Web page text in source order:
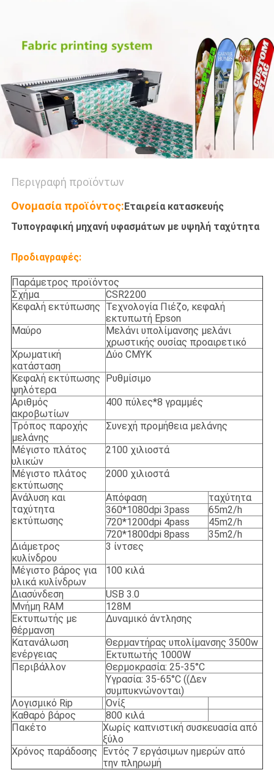
ΑΠΟΡΡΉΤΟΥ
Περιγραφή προϊόντων
Ονομασία προϊόντος: Εταιρεία κατασκευής
Τυπογραφική μηχανή υφασμάτων με υψηλή ταχύτητα
Προδιαγραφές:
Παράμετρος προϊόντος
Σχήμα
CSR2200
Κεφαλή εκτύπωσης Τεχνολογία Πιέζο, κεφαλή
εκτυπωτή Epson
Μαύρο
Μελάνι υπολίμανσης μελάνι
χρωστικής ουσίας προαιρετικό
Χρωματική
κατάσταση
Δύο CMYK
Κεφαλή εκτύπωσης
ψηλότερα
Ρυθμίσιμο
Αριθμός
ακροβωτίων
400 πύλες*8 γραμμές
Τρόπος παροχής
μελάνης
Συνεχή προμήθεια μελάνης
Μέγιστο πλάτος
υλικών
2100 χιλιοστά
Μέγιστο πλάτος
εκτύπωσης
2000 χιλιοστά
Ανάλυση και
ταχύτητα
εκτύπωσης
Απόφαση
ταχύτητα
360*1080dpi 3pass
65m2/h
720*1200dpi 4pass
45m2/h
720*1800dpi 8pass
35m2/h
Διάμετρος
κυλίνδρου
3 ίντσες
Μέγιστο βάρος για
υλικά κυλίνδρων
100 κιλά
Διασύνδεση
USB 3.0
Μνήμη RAM
128M
Εκτυπωτής με
θέρμανση
Δυναμικό άντλησης
Κατανάλωση
ενέργειας
Θερμαντήρας υπολίμανσης 3500w
Εκτυπωτής 1000W
Περιβάλλον
Θερμοκρασία: 25-35°C
Υγρασία: 35-65°C ((Δεν
συμπυκνώνονται)
Λογισμικό Rip
Ονίξ
Καθαρό βάρος
800 κιλά
Πακέτο
Χωρίς καπνιστική συσκευασία από
ξύλο
Χρόνος παράδοσης
Εντός 7 εργάσιμων ημερών από
την πληρωμή